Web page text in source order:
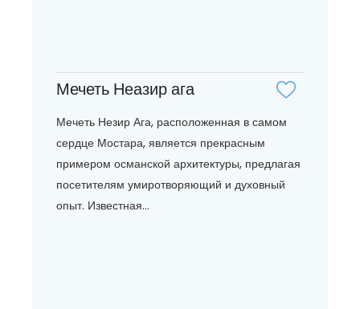
Мечеть Неазир ага
Мечеть Незир Ага, расположенная в самом
сердце Мостара, является прекрасным
примером османской архитектуры, предлагая
посетителям умиротворяющий и духовный
опыт. Известная...